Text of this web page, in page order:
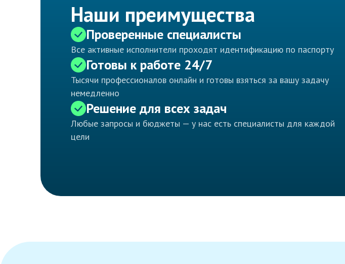
Наши преимущества
Проверенные специалисты
Все активные исполнители проходят идентификацию по паспорту
Готовы к работе 24/7
Тысячи профессионалов онлайн и готовы взяться за вашу задачу
немедленно
Решение для всех задач
Любые запросы и бюджеты — у нас есть специалисты для каждой
цели